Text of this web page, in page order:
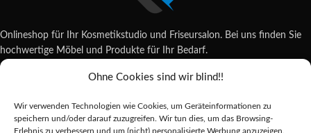
Ohne Cookies sind wir blind!!
Wir verwenden Technologien wie Cookies, um Geräteinformationen zu
speichern und/oder darauf zuzugreifen. Wir tun dies, um das Browsing-
Erlebnis zu verbessern und um (nicht) personalisierte Werbung anzuzeigen.
Onlineshop für Ihr Kosmetikstudio und Friseursalon. Bei uns finden Sie
hochwertige Möbel und Produkte für Ihr Bedarf.
Wildsachsener Str. 6, 65207 Wiesbaden
shop@reda-shop.de
REDA SHOP - Hochwertige Studio Ausstattung
2025.